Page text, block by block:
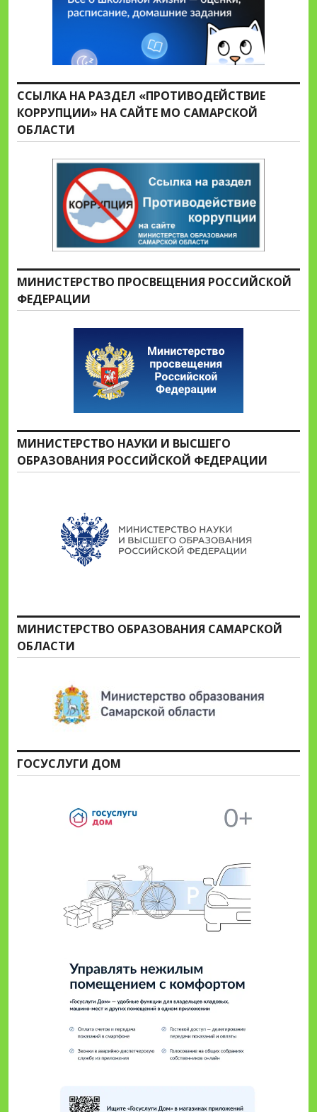
ССЫЛКА НА РАЗДЕЛ «ПРОТИВОДЕЙСТВИЕ
КОРРУПЦИИ» НА САЙТЕ МО САМАРСКОЙ
ОБЛАСТИ
МИНИСТЕРСТВО ПРОСВЕЩЕНИЯ РОССИЙСКОЙ
ФЕДЕРАЦИИ
МИНИСТЕРСТВО НАУКИ И ВЫСШЕГО
ОБРАЗОВАНИЯ РОССИЙСКОЙ ФЕДЕРАЦИИ
МИНИСТЕРСТВО ОБРАЗОВАНИЯ САМАРСКОЙ
ОБЛАСТИ
ГОСУСЛУГИ ДОМ